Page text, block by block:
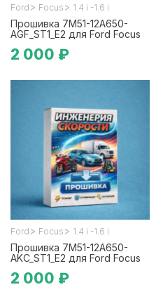
Ford > Focus > 1.4 i -1.6 i
Прошивка 7M51-12A650-
AGF_ST1_E2 для Ford Focus
2 000 ₽
Ford > Focus > 1.4 i -1.6 i
Прошивка 7M51-12A650-
AKC_ST1_E2 для Ford Focus
2 000 ₽